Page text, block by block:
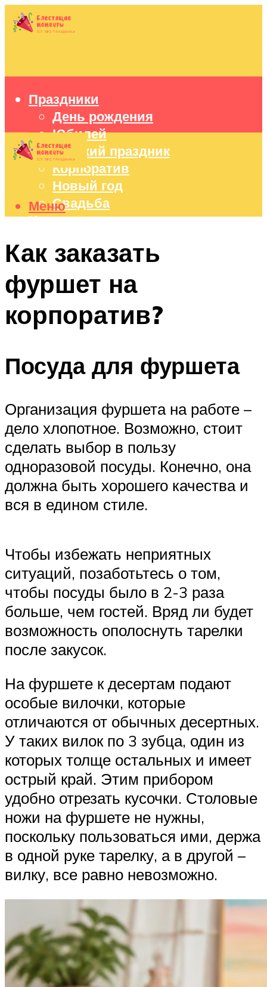
Праздники
День рождения
Юбилей
Детский праздник
Корпоратив
Новый год
Свадьба
Идеи подарков
Праздничный стол
Меню
Меню
Как заказать
фуршет на
корпоратив?
Посуда для фуршета
Организация фуршета на работе –
дело хлопотное. Возможно, стоит
сделать выбор в пользу
одноразовой посуды. Конечно, она
должна быть хорошего качества и
вся в едином стиле.
Чтобы избежать неприятных
ситуаций, позаботьтесь о том,
чтобы посуды было в 2-3 раза
больше, чем гостей. Вряд ли будет
возможность ополоснуть тарелки
после закусок.
На фуршете к десертам подают
особые вилочки, которые
отличаются от обычных десертных.
У таких вилок по 3 зубца, один из
которых толще остальных и имеет
острый край. Этим прибором
удобно отрезать кусочки. Столовые
ножи на фуршете не нужны,
поскольку пользоваться ими, держа
в одной руке тарелку, а в другой –
вилку, все равно невозможно.